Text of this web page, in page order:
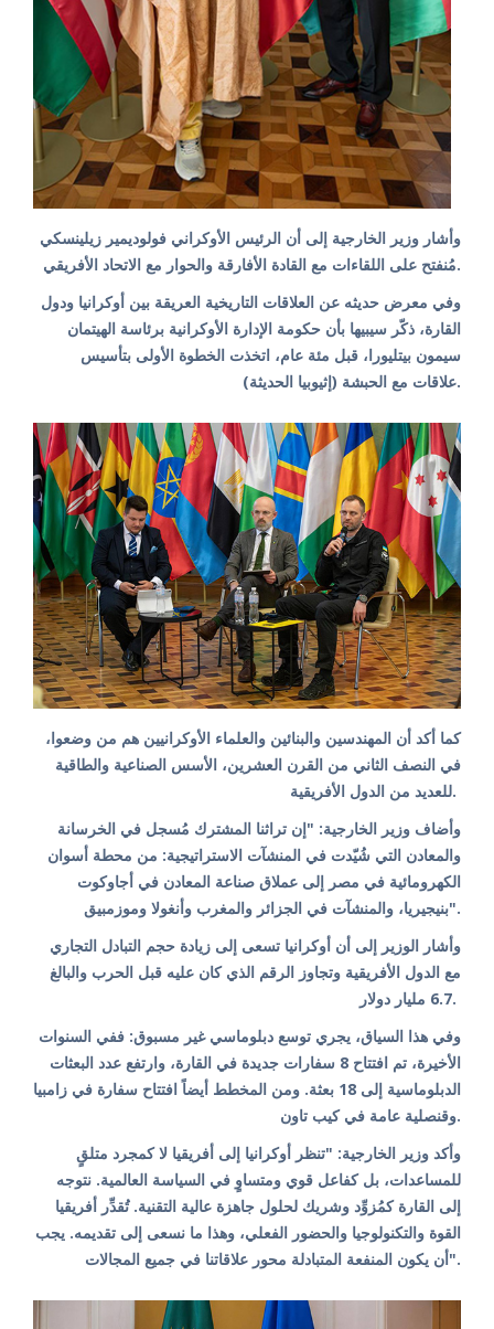
وأشار وزير الخارجية إلى أن الرئيس الأوكراني فولوديمير زيلينسكي
مُنفتح على اللقاءات مع القادة الأفارقة والحوار مع الاتحاد الأفريقي.
وفي معرض حديثه عن العلاقات التاريخية العريقة بين أوكرانيا ودول
القارة، ذكّر سيبيها بأن حكومة الإدارة الأوكرانية برئاسة الهيتمان
سيمون بيتليورا، قبل مئة عام، اتخذت الخطوة الأولى بتأسيس
علاقات مع الحبشة (إثيوبيا الحديثة).
كما أكد أن المهندسين والبنائين والعلماء الأوكرانيين هم من وضعوا،
في النصف الثاني من القرن العشرين، الأسس الصناعية والطاقية
للعديد من الدول الأفريقية.
وأضاف وزير الخارجية: "إن تراثنا المشترك مُسجل في الخرسانة
والمعادن التي شُيّدت في المنشآت الاستراتيجية: من محطة أسوان
الكهرومائية في مصر إلى عملاق صناعة المعادن في أجاوكوت
بنيجيريا، والمنشآت في الجزائر والمغرب وأنغولا وموزمبيق".
وأشار الوزير إلى أن أوكرانيا تسعى إلى زيادة حجم التبادل التجاري
مع الدول الأفريقية وتجاوز الرقم الذي كان عليه قبل الحرب والبالغ
6.7 مليار دولار.
وفي هذا السياق، يجري توسع دبلوماسي غير مسبوق: ففي السنوات
الأخيرة، تم افتتاح 8 سفارات جديدة في القارة، وارتفع عدد البعثات
الدبلوماسية إلى 18 بعثة. ومن المخطط أيضاً افتتاح سفارة في زامبيا
وقنصلية عامة في كيب تاون.
وأكد وزير الخارجية: "تنظر أوكرانيا إلى أفريقيا لا كمجرد متلقٍ
للمساعدات، بل كفاعل قوي ومتساوٍ في السياسة العالمية. نتوجه
إلى القارة كمُزوِّد وشريك لحلول جاهزة عالية التقنية. تُقدِّر أفريقيا
القوة والتكنولوجيا والحضور الفعلي، وهذا ما نسعى إلى تقديمه. يجب
أن يكون المنفعة المتبادلة محور علاقاتنا في جميع المجالات".